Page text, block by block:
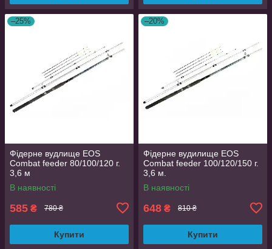
–25%
Фідерне вудлище EOS
Combat feeder 80/100/120 г.
3,6 м
В наявності
585 ₴ 780 ₴
Купити
–20%
Фідерне вудилище EOS
Combat feeder 100/120/150 г.
3,6 м.
В наявності
648 ₴ 810 ₴
Купити